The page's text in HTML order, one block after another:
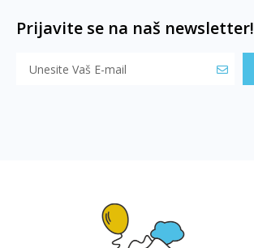
Prijavite se na naš newsletter!